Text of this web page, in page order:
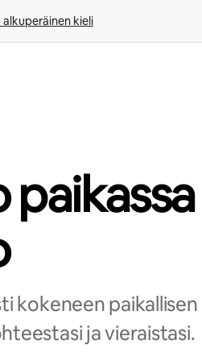
alkuperäinen kieli
kokeneen paikallisen
ja vieraistasi.